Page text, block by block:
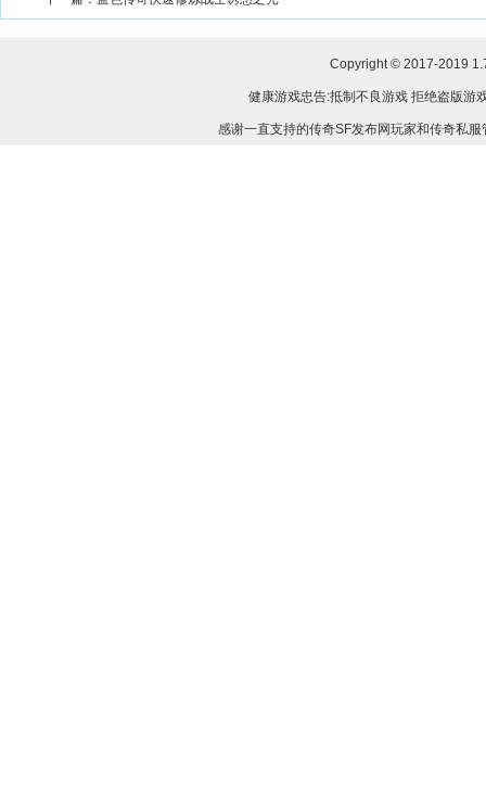
Copyright © 2017-2019
健康游戏忠告:抵制不良游戏 拒绝盗版游
感谢一直支持的传奇SF发布网玩家和传奇私